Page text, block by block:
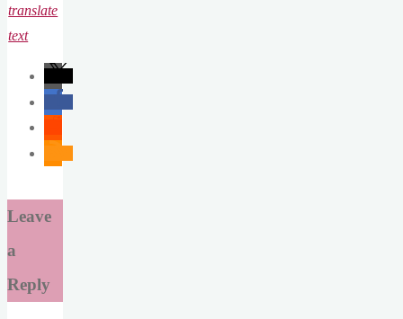
translate
text
Leave
a
Reply